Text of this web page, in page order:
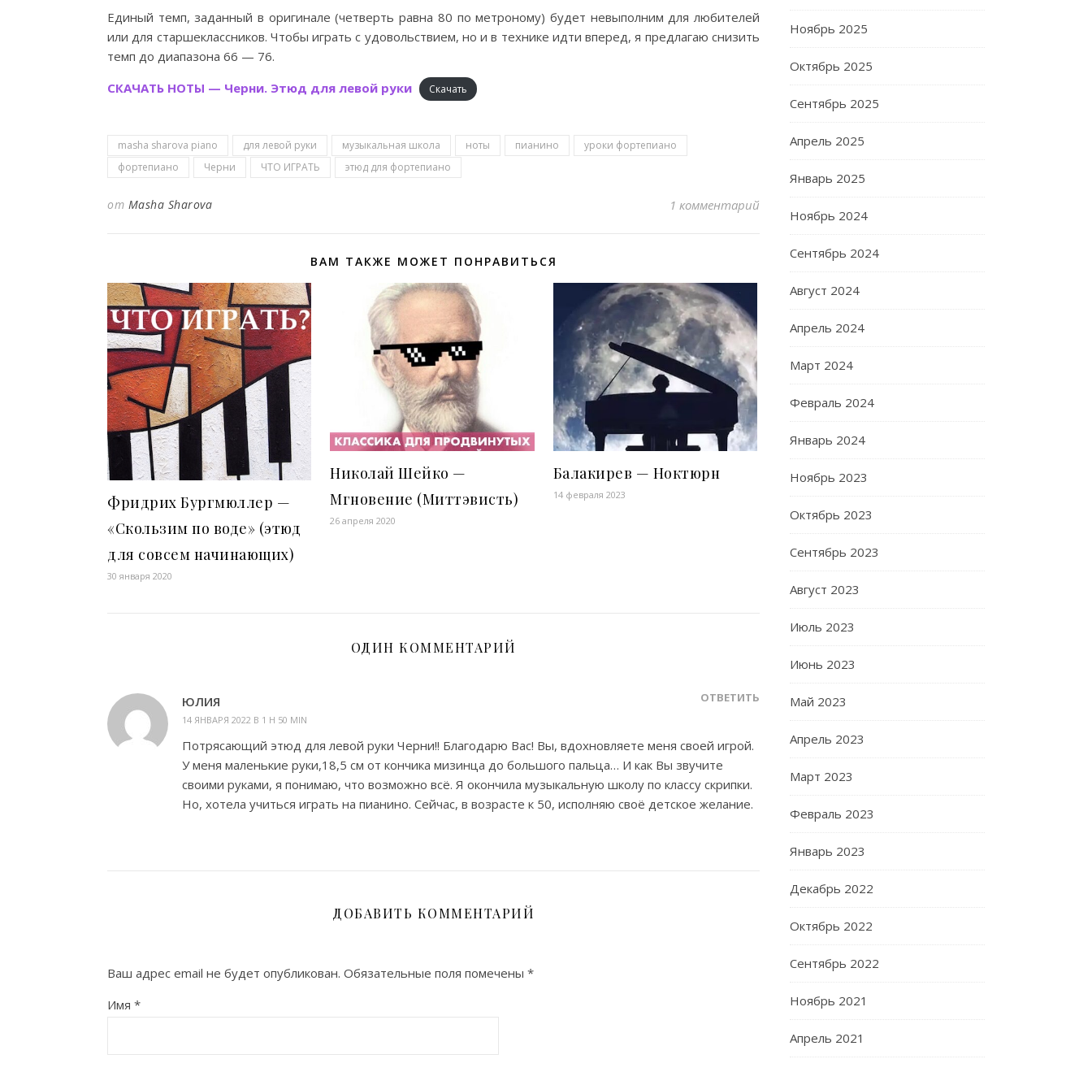
Единый темп, заданный в оригинале (четверть равна 80 по метроному) будет невыполним для любителей
или для старшеклассников. Чтобы играть с удовольствием, но и в технике идти вперед, я предлагаю снизить
темп до диапазона 66 — 76.
СКАЧАТЬ НОТЫ — Черни. Этюд для левой руки
Скачать
masha sharova piano для левой руки музыкальная школа ноты пианино
уроки фортепиано
фортепиано
Черни ЧТО ИГРАТЬ этюд для фортепиано
от Masha Sharova 1 комментарий
ВАМ ТАКЖЕ МОЖЕТ ПОНРАВИТЬСЯ
Фридрих Бургмюллер —
«Скользим по воде» (этюд
для совсем начинающих)
30 января 2020
Николай Шейко —
Мгновение (Миттэвисть)
26 апреля 2020
Балакирев — Ноктюрн
14 февраля 2023
ОДИН КОММЕНТАРИЙ
ЮЛИЯ
14 ЯНВАРЯ 2022 В 1 H 50 MIN
ОТВЕТИТЬ
Потрясающий этюд для левой руки Черни!! Благодарю Вас! Вы, вдохновляете меня своей игрой.
У меня маленькие руки,18,5 см от кончика мизинца до большого пальца… И как Вы звучите
своими руками, я понимаю, что возможно всё. Я окончила музыкальную школу по классу скрипки.
Но, хотела учиться играть на пианино. Сейчас, в возрасте к 50, исполняю своё детское желание.
ДОБАВИТЬ КОММЕНТАРИЙ
Ваш адрес email не будет опубликован. Обязательные поля помечены *
Имя *
Ноябрь 2025
Октябрь 2025
Сентябрь 2025
Апрель 2025
Январь 2025
Ноябрь 2024
Сентябрь 2024
Август 2024
Апрель 2024
Март 2024
Февраль 2024
Январь 2024
Ноябрь 2023
Октябрь 2023
Сентябрь 2023
Август 2023
Июль 2023
Июнь 2023
Май 2023
Апрель 2023
Март 2023
Февраль 2023
Январь 2023
Декабрь 2022
Октябрь 2022
Сентябрь 2022
Ноябрь 2021
Апрель 2021